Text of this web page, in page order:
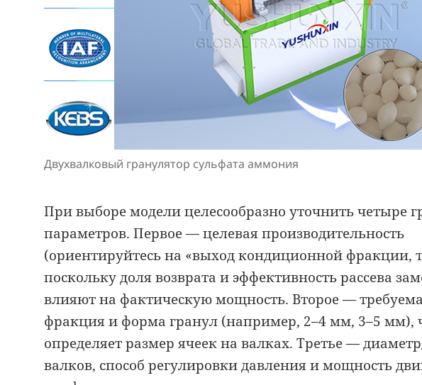
Двухвалковый гранулятор сульфата аммония
При выборе модели целесообразно уточнить четыре
параметров. Первое — целевая производительность
(ориентируйтесь на «выход кондиционной фракции,
поскольку доля возврата и эффективность рассева
влияют на фактическую мощность. Второе —
фракция и форма гранул (например, 2–4 мм, 3–5 мм),
определяет размер ячеек на валках. Третье —
валков, способ регулировки давления и мощность